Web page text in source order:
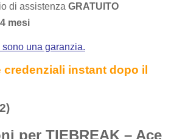
di assistenza GRATUITO
mesi
sono una garanzia.
credenziali instant dopo il
per TIEBREAK – Ace